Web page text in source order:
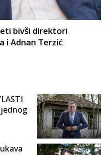
bivši direktori
i Adnan Terzić
jednog